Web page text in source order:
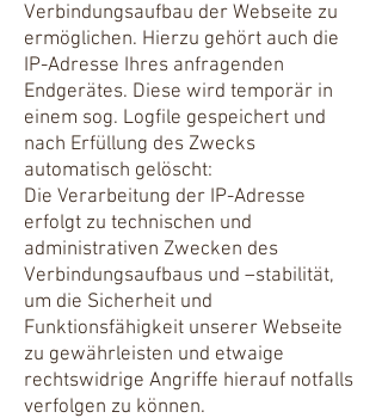
Verbindungsaufbau der Webseite zu
ermöglichen. Hierzu gehört auch die
IP-Adresse Ihres anfragenden
Endgerätes. Diese wird temporär in
einem sog. Logfile gespeichert und
nach Erfüllung des Zwecks
automatisch gelöscht:
Die Verarbeitung der IP-Adresse
erfolgt zu technischen und
administrativen Zwecken des
Verbindungsaufbaus und –stabilität,
um die Sicherheit und
Funktionsfähigkeit unserer Webseite
zu gewährleisten und etwaige
rechtswidrige Angriffe hierauf notfalls
verfolgen zu können.